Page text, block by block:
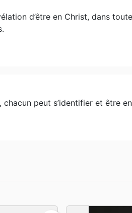
d’être en Christ, dans
peut s’identifier et être